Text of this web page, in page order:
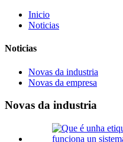
Inicio
Noticias
Noticias
Novas da industria
Novas da empresa
Novas da industria